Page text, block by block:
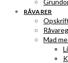
RÅVARER
Mad